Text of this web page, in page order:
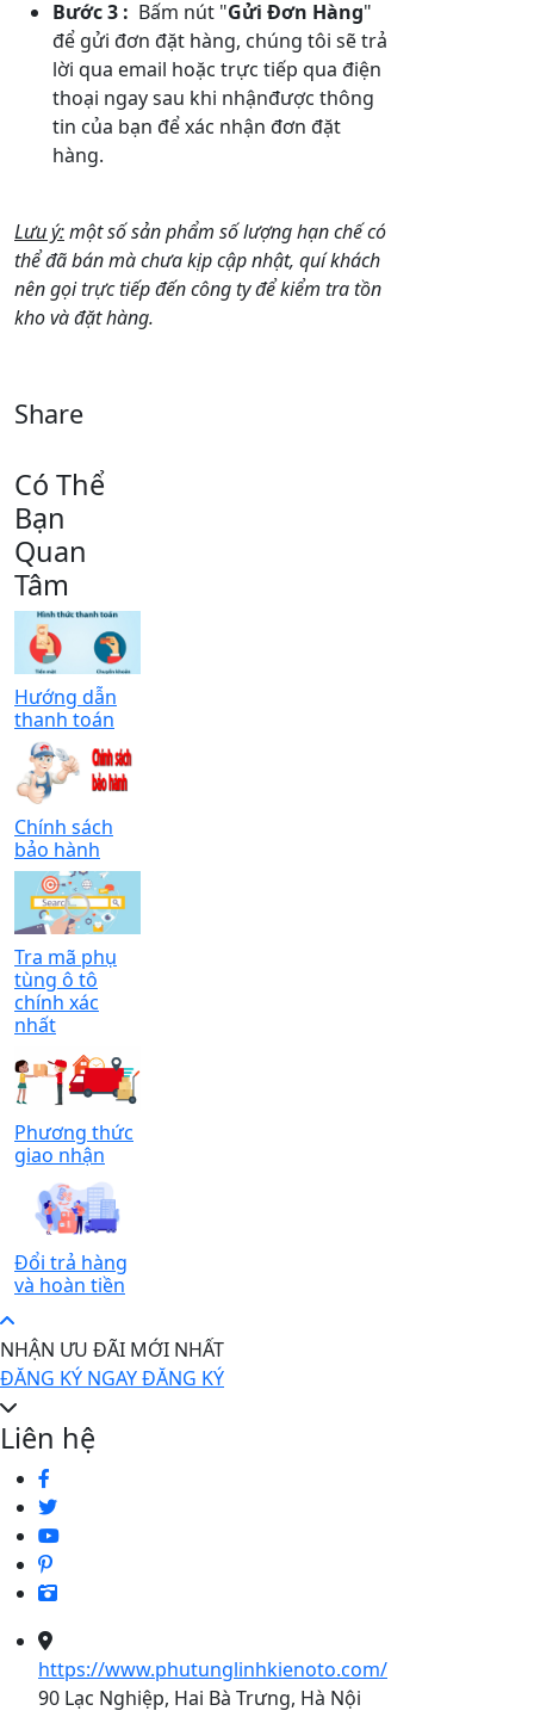
Bước 3 : Bấm nút "Gửi Đơn Hàng"
để gửi đơn đặt hàng, chúng tôi sẽ trả
lời qua email hoặc trực tiếp qua điện
thoại ngay sau khi nhậnđược thông
tin của bạn để xác nhận đơn đặt
hàng.
Lưu ý:một số sản phẩm số lượng hạn chế có
thể đã bán mà chưa kịp cập nhật, quí khách
nên gọi trực tiếp đến công ty để kiểm tra tồn
kho và đặt hàng.
Share
Có Thể
Bạn
Quan
Tâm
Hướng dẫn
thanh toán
Chính sách
bảo hành
Tra mã phụ
tùng ô tô
chính xác
nhất
Phương thức
giao nhận
Đổi trả hàng
và hoàn tiền
NHẬN ƯU ĐÃI MỚI NHẤT
ĐĂNG KÝ NGAYĐĂNG KÝ
Liên hệ
https://www.phutunglinhkienoto.com/
90 Lạc Nghiệp, Hai Bà Trưng, Hà Nội